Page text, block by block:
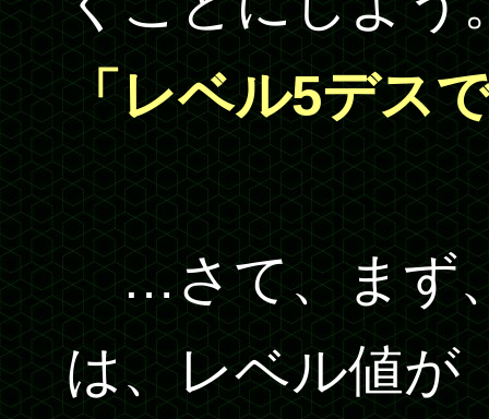
「レベル5デス
…さて、まず
は、レベル値が